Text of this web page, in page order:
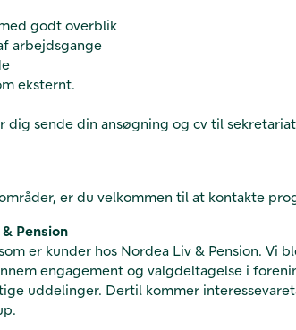
godt overblik
arbejdsgange
eksternt.
sende din ansøgning og cv til
er du velkommen til at kontakte
Pension
er kunder hos Nordea Liv & Pension.
engagement og valgdeltagelse i
uddelinger. Dertil kommer